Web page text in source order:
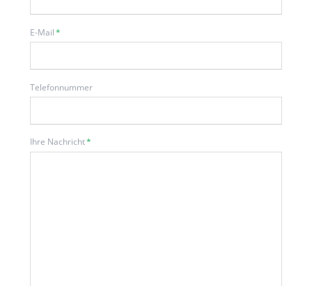
Pflichtfeld
E-Mail*
Telefonnummer
Pflichtfeld
Ihre Nachricht*